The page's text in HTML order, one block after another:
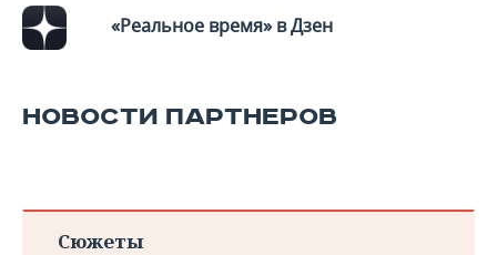
КИБЕРСПОРТ
КУЛЬТУРА
СПИСОК КОМПАНИЙ
«Реальное время» в Дзен
НОВОСТИ ПАРТНЕРОВ
Сюжеты